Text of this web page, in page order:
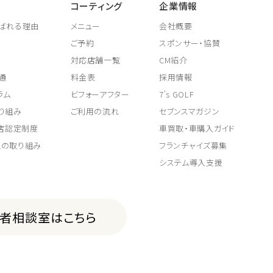
れる理由
ム
組み
認定制度
取り組み
コーティング
メニュー
ご予約
対応店舗一覧
料金表
ビフォーアフター
ご利用の流れ
企業情報
会社概要
スポンサー・協賛
CM紹介
採用情報
7's GOLF
セブンスマガジン
車買取・車購入ガイド
フランチャイズ募集
システム導入支援
相談室はこちら